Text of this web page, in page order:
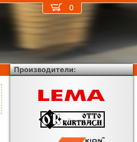
0
Производители: